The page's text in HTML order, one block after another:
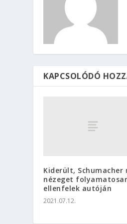
KAPCSOLÓDÓ
Kiderült, Schumacher
nézeget
ellenfelek autóján
2021.07.12.